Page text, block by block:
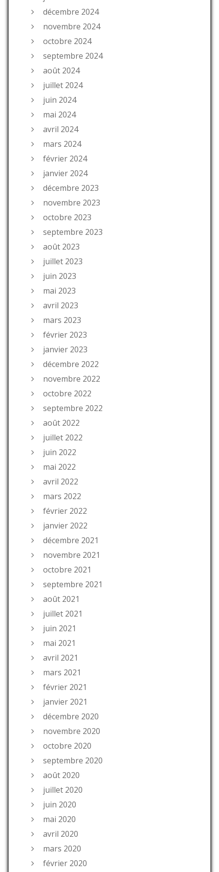
décembre 2024
novembre 2024
octobre 2024
septembre 2024
août 2024
juillet 2024
juin 2024
mai 2024
avril 2024
mars 2024
février 2024
janvier 2024
décembre 2023
novembre 2023
octobre 2023
septembre 2023
août 2023
juillet 2023
juin 2023
mai 2023
avril 2023
mars 2023
février 2023
janvier 2023
décembre 2022
novembre 2022
octobre 2022
septembre 2022
août 2022
juillet 2022
juin 2022
mai 2022
avril 2022
mars 2022
février 2022
janvier 2022
décembre 2021
novembre 2021
octobre 2021
septembre 2021
août 2021
juillet 2021
juin 2021
mai 2021
avril 2021
mars 2021
février 2021
janvier 2021
décembre 2020
novembre 2020
octobre 2020
septembre 2020
août 2020
juillet 2020
juin 2020
mai 2020
avril 2020
mars 2020
février 2020